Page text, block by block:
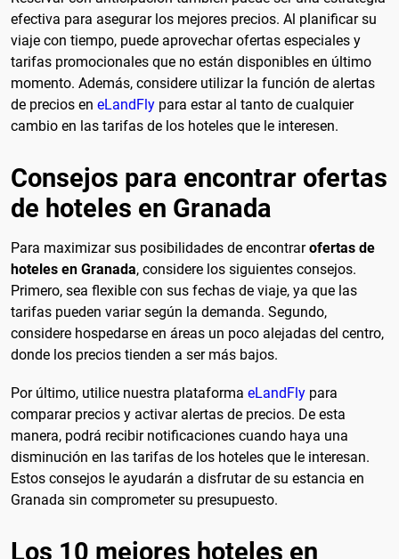
efectiva para asegurar los mejores precios. Al planificar su
viaje con tiempo, puede aprovechar ofertas especiales y
tarifas promocionales que no están disponibles en último
momento. Además, considere utilizar la función de alertas
de precios en eLandFly para estar al tanto de cualquier
cambio en las tarifas de los hoteles que le interesen.
Consejos para encontrar ofertas
de hoteles en Granada
Para maximizar sus posibilidades de encontrarofertas de
hoteles en Granada, considere los siguientes consejos.
Primero, sea flexible con sus fechas de viaje, ya que las
tarifas pueden variar según la demanda. Segundo,
considere hospedarse en áreas un poco alejadas del centro,
donde los precios tienden a ser más bajos.
Por último, utilice nuestra plataforma eLandFly para
comparar precios y activar alertas de precios. De esta
manera, podrá recibir notificaciones cuando haya una
disminución en las tarifas de los hoteles que le interesan.
Estos consejos le ayudarán a disfrutar de su estancia en
Granada sin comprometer su presupuesto.
Los 10 mejores hoteles en